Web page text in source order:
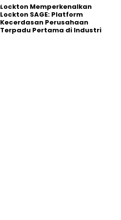
Lockton Memperkenalkan
Lockton SAGE: Platform
Kecerdasan Perusahaan
Terpadu Pertama di Industri